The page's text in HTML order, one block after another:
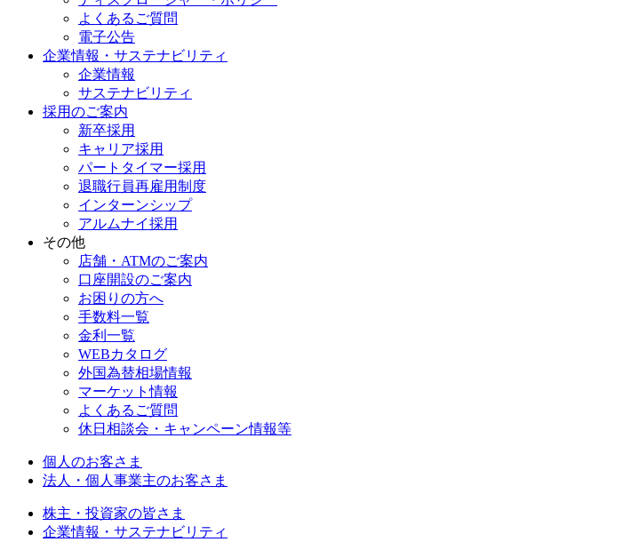
よくあるご質問
電子公告
企業情報・サステナビリティ
企業情報
サステナビリティ
採用のご案内
新卒採用
キャリア採用
パートタイマー採用
退職行員再雇用制度
インターンシップ
アルムナイ採用
その他
店舗・ATMのご案内
口座開設のご案内
お困りの方へ
手数料一覧
金利一覧
WEBカタログ
外国為替相場情報
マーケット情報
よくあるご質問
休日相談会・キャンペーン情報等
個人のお客さま
法人・個人事業主のお客さま
株主・投資家の皆さま
企業情報・サステナビリティ